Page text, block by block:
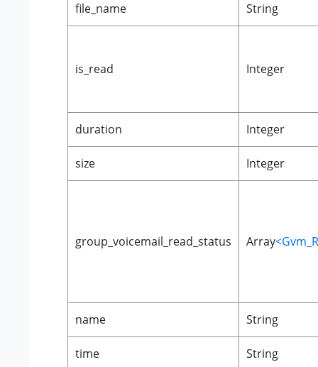
file_name String
is_read Integer
duration Integer
size Integer
group_voicemail_read_status Array
name String
time String